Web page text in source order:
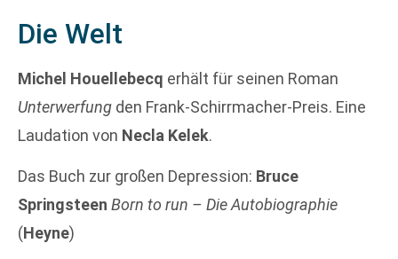
Die Welt
Michel Houellebecq erhält für seinen Roman
Unterwerfung den Frank-Schirrmacher-Preis. Eine
Laudation von Necla Kelek.
Das Buch zur großen Depression: Bruce
Springsteen Born to run – Die Autobiographie
(Heyne)